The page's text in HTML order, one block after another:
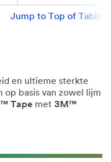
Jump to Top of Table
en ultieme sterkte
op basis van zowel lijm
Tape met 3M™